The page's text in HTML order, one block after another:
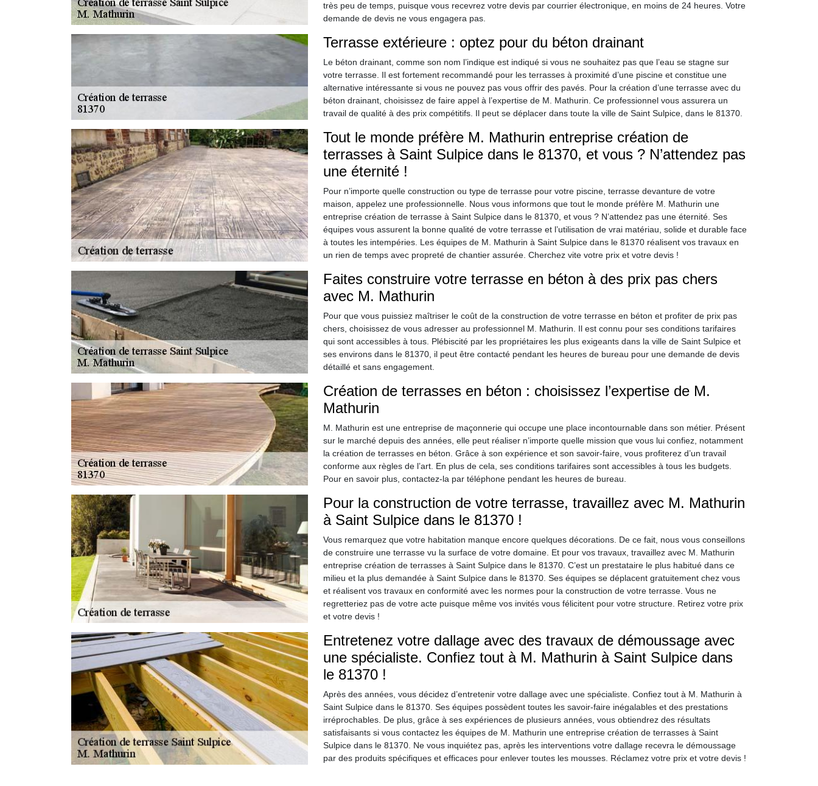
très peu de temps, puisque vous recevrez votre devis par courrier électronique, en moins de 24 heures. Votre
demande de devis ne vous engagera pas.
Terrasse extérieure : optez pour du béton drainant
Le béton drainant, comme son nom l’indique est indiqué si vous ne souhaitez pas que l’eau se stagne sur
votre terrasse. Il est fortement recommandé pour les terrasses à proximité d’une piscine et constitue une
alternative intéressante si vous ne pouvez pas vous offrir des pavés. Pour la création d’une terrasse avec du
béton drainant, choisissez de faire appel à l’expertise de M. Mathurin. Ce professionnel vous assurera un
travail de qualité à des prix compétitifs. Il peut se déplacer dans toute la ville de Saint Sulpice, dans le 81370.
Tout le monde préfère M. Mathurin entreprise création de
terrasses à Saint Sulpice dans le 81370, et vous ? N’attendez pas
une éternité !
Pour n’importe quelle construction ou type de terrasse pour votre piscine, terrasse devanture de votre
maison, appelez une professionnelle. Nous vous informons que tout le monde préfère M. Mathurin une
entreprise création de terrasse à Saint Sulpice dans le 81370, et vous ? N’attendez pas une éternité. Ses
équipes vous assurent la bonne qualité de votre terrasse et l’utilisation de vrai matériau, solide et durable face
à toutes les intempéries. Les équipes de M. Mathurin à Saint Sulpice dans le 81370 réalisent vos travaux en
un rien de temps avec propreté de chantier assurée. Cherchez vite votre prix et votre devis !
Faites construire votre terrasse en béton à des prix pas chers
avec M. Mathurin
Pour que vous puissiez maîtriser le coût de la construction de votre terrasse en béton et profiter de prix pas
chers, choisissez de vous adresser au professionnel M. Mathurin. Il est connu pour ses conditions tarifaires
qui sont accessibles à tous. Plébiscité par les propriétaires les plus exigeants dans la ville de Saint Sulpice et
ses environs dans le 81370, il peut être contacté pendant les heures de bureau pour une demande de devis
détaillé et sans engagement.
Création de terrasses en béton : choisissez l’expertise de M.
Mathurin
M. Mathurin est une entreprise de maçonnerie qui occupe une place incontournable dans son métier. Présent
sur le marché depuis des années, elle peut réaliser n’importe quelle mission que vous lui confiez, notamment
la création de terrasses en béton. Grâce à son expérience et son savoir-faire, vous profiterez d’un travail
conforme aux règles de l’art. En plus de cela, ses conditions tarifaires sont accessibles à tous les budgets.
Pour en savoir plus, contactez-la par téléphone pendant les heures de bureau.
Pour la construction de votre terrasse, travaillez avec M. Mathurin
à Saint Sulpice dans le 81370 !
Vous remarquez que votre habitation manque encore quelques décorations. De ce fait, nous vous conseillons
de construire une terrasse vu la surface de votre domaine. Et pour vos travaux, travaillez avec M. Mathurin
entreprise création de terrasses à Saint Sulpice dans le 81370. C’est un prestataire le plus habitué dans ce
milieu et la plus demandée à Saint Sulpice dans le 81370. Ses équipes se déplacent gratuitement chez vous
et réalisent vos travaux en conformité avec les normes pour la construction de votre terrasse. Vous ne
regretteriez pas de votre acte puisque même vos invités vous félicitent pour votre structure. Retirez votre prix
et votre devis !
Entretenez votre dallage avec des travaux de démoussage avec
une spécialiste. Confiez tout à M. Mathurin à Saint Sulpice dans
le 81370 !
Après des années, vous décidez d’entretenir votre dallage avec une spécialiste. Confiez tout à M. Mathurin à
Saint Sulpice dans le 81370. Ses équipes possèdent toutes les savoir-faire inégalables et des prestations
irréprochables. De plus, grâce à ses expériences de plusieurs années, vous obtiendrez des résultats
satisfaisants si vous contactez les équipes de M. Mathurin une entreprise création de terrasses à Saint
Sulpice dans le 81370. Ne vous inquiétez pas, après les interventions votre dallage recevra le démoussage
par des produits spécifiques et efficaces pour enlever toutes les mousses. Réclamez votre prix et votre devis !